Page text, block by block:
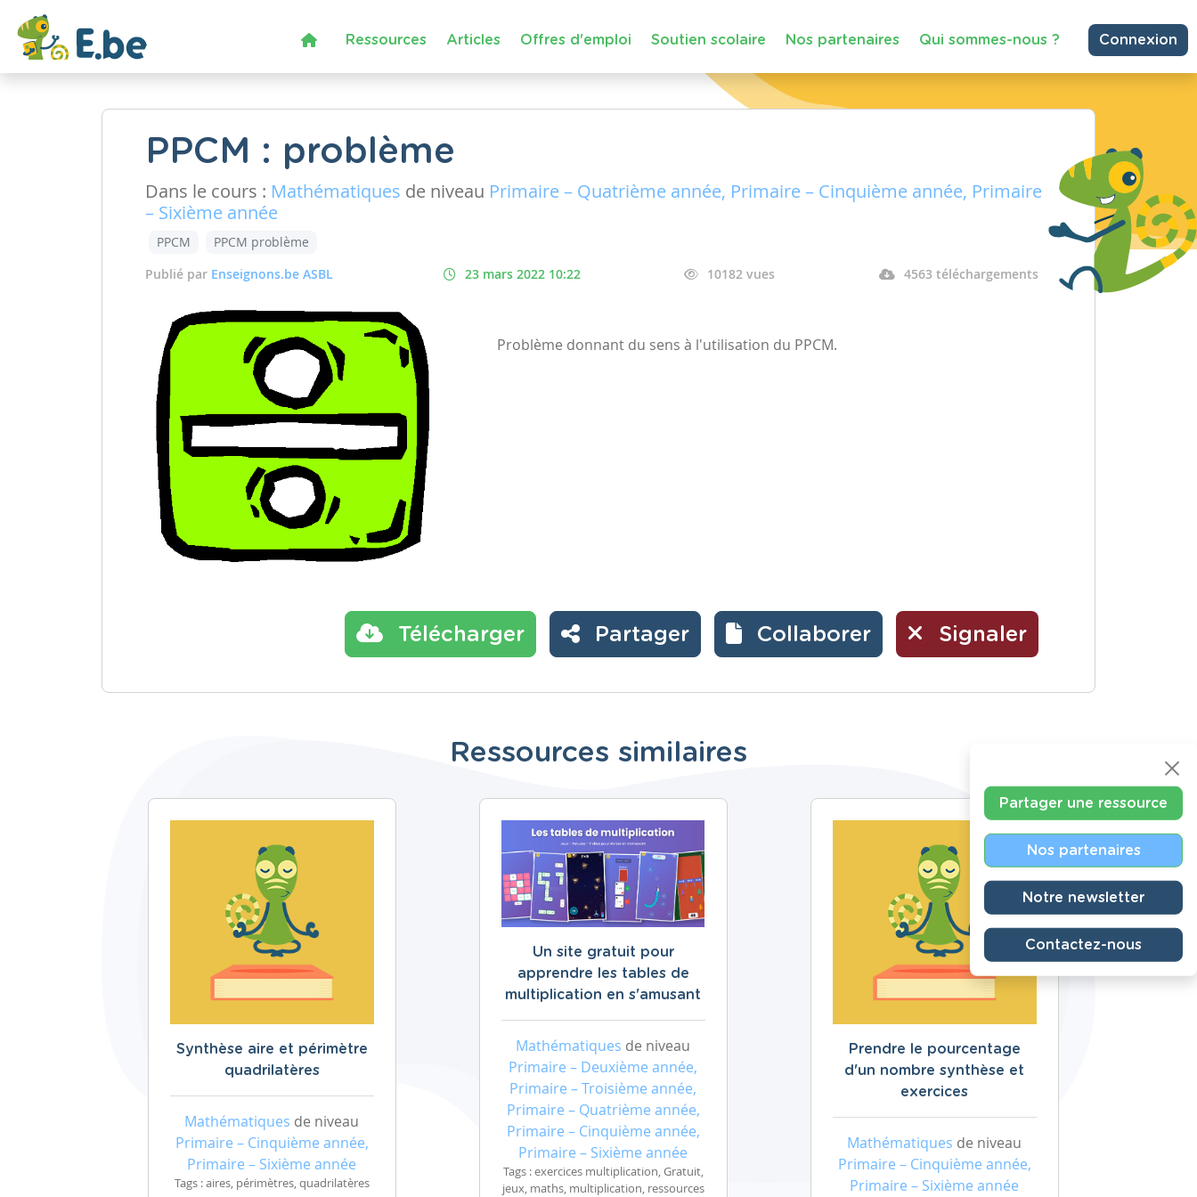
Ressources Articles Offres d'emploi Soutien scolaire Nos partenaires Qui sommes-nous ? Connexion
PPCM : problème
Dans le cours : Mathématiques de niveau Primaire – Quatrième année, Primaire – Cinquième année, Primaire
– Sixième année
PPCM
PPCM problème
Publié par Enseignons.be ASBL 23 mars 2022 10:22 10182 vues 4563 téléchargements
Problème donnant du sens à l'utilisation du PPCM.
Télécharger Partager Collaborer Signaler
Ressources similaires
Synthèse aire et périmètre
quadrilatères
Mathématiques de niveau
Primaire – Cinquième année,
Primaire – Sixième année
Tags : aires, périmètres, quadrilatères
Un site gratuit pour
apprendre les tables de
multiplication en s'amusant
Mathématiques de niveau
Primaire – Deuxième année,
Primaire – Troisième année,
Primaire – Quatrième année,
Primaire – Cinquième année,
Primaire – Sixième année
Tags : exercices multiplication, Gratuit,
jeux, maths, multiplication, ressources
Prendre le pourcentage
d'un nombre synthèse et
exercices
Mathématiques de niveau
Primaire – Cinquième année,
Primaire – Sixième année
Partager une ressource
Nos partenaires
Notre newsletter
Contactez-nous